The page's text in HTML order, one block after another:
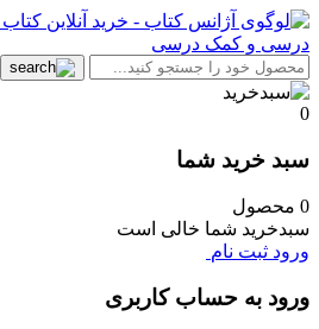
0
سبد خرید شما
0 محصول
سبدخرید شما خالی است
ورود ثبت نام
ورود به حساب کاربری